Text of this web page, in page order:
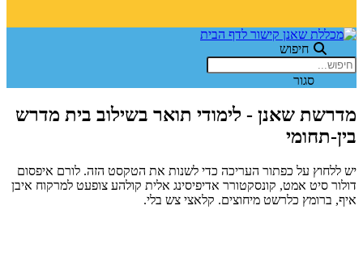
חיפוש
סגור
מדרשת שאנן - לימודי תואר בשילוב בית מדרש
בין-תחומי
יש ללחוץ על כפתור העריכה כדי לשנות את הטקסט הזה. לורם איפסום
דולור סיט אמט, קונסקטורר אדיפיסינג אלית קולהע צופעט למרקוח איבן
איף, ברומץ כלרשט מיחוצים. קלאצי צש בלי.